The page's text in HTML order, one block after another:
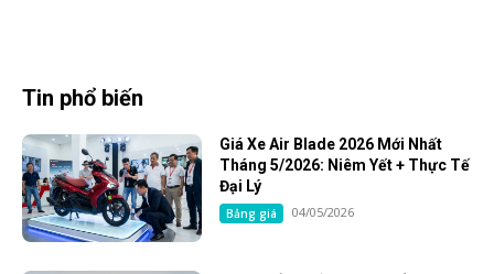
Tin phổ biến
Giá Xe Air Blade 2026 Mới Nhất
Tháng 5/2026: Niêm Yết + Thực Tế
Đại Lý
Bảng giá 04/05/2026